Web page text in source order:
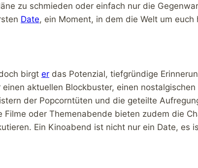
zu schmieden oder einfach nur die
Date, ein Moment, in dem die Welt um euch
birgt er das Potenzial, tiefgründige
aktuellen Blockbuster, einen nostalgischen
der Popcorntüten und die geteilte
oder Themenabende bieten zudem die
Ein Kinoabend ist nicht nur ein Date, es